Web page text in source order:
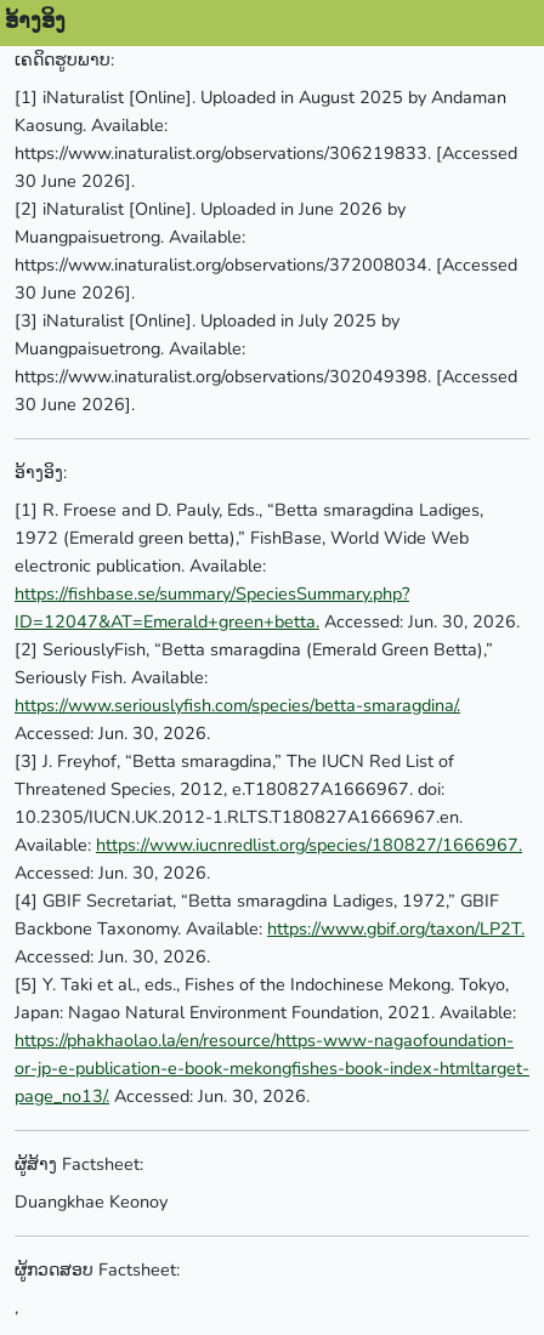
ອ້າງອິງ
ເຄດິດຮູບພາບ:
[1] iNaturalist [Online]. Uploaded in August 2025 by Andaman
Kaosung. Available:
https://www.inaturalist.org/observations/306219833. [Accessed
30 June 2026].
[2] iNaturalist [Online]. Uploaded in June 2026 by
Muangpaisuetrong. Available:
https://www.inaturalist.org/observations/372008034. [Accessed
30 June 2026].
[3] iNaturalist [Online]. Uploaded in July 2025 by
Muangpaisuetrong. Available:
https://www.inaturalist.org/observations/302049398. [Accessed
30 June 2026].
ອ້າງອິງ:
[1] R. Froese and D. Pauly, Eds., “Betta smaragdina Ladiges,
1972 (Emerald green betta),” FishBase, World Wide Web
electronic publication. Available:
https://fishbase.se/summary/SpeciesSummary.php?
ID=12047&AT=Emerald+green+betta. Accessed: Jun. 30, 2026.
[2] SeriouslyFish, “Betta smaragdina (Emerald Green Betta),”
Seriously Fish. Available:
https://www.seriouslyfish.com/species/betta-smaragdina/.
Accessed: Jun. 30, 2026.
[3] J. Freyhof, “Betta smaragdina,” The IUCN Red List of
Threatened Species, 2012, e.T180827A1666967. doi:
10.2305/IUCN.UK.2012-1.RLTS.T180827A1666967.en.
Available: https://www.iucnredlist.org/species/180827/1666967.
Accessed: Jun. 30, 2026.
[4] GBIF Secretariat, “Betta smaragdina Ladiges, 1972,” GBIF
Backbone Taxonomy. Available: https://www.gbif.org/taxon/LP2T.
Accessed: Jun. 30, 2026.
[5] Y. Taki et al., eds., Fishes of the Indochinese Mekong. Tokyo,
Japan: Nagao Natural Environment Foundation, 2021. Available:
https://phakhaolao.la/en/resource/https-www-nagaofoundation-
or-jp-e-publication-e-book-mekongfishes-book-index-htmltarget-
page_no13/. Accessed: Jun. 30, 2026.
ຜູ້ສ້າງ Factsheet:
Duangkhae Keonoy
ຜູ້ກວດສອບ Factsheet:
,